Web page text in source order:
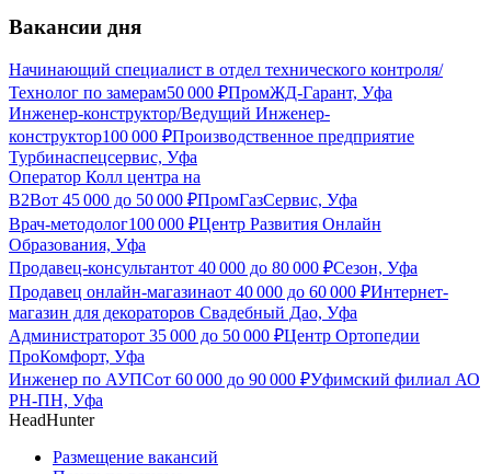
Вакансии дня
Начинающий специалист в отдел технического контроля/
Технолог по замерам50 000 ₽ПромЖД-Гарант, Уфа
Инженер-конструктор/Ведущий Инженер-
конструктор100 000 ₽Производственное предприятие
Турбинаспецсервис, Уфа
Оператор Колл центра на
B2Bот 45 000 до 50 000 ₽ПромГазСервис, Уфа
Врач-методолог100 000 ₽Центр Развития Онлайн
Образования, Уфа
Продавец-консультантот 40 000 до 80 000 ₽Сезон, Уфа
Продавец онлайн-магазинаот 40 000 до 60 000 ₽Интернет-
магазин для декораторов Свадебный Дао, Уфа
Администраторот 35 000 до 50 000 ₽Центр Ортопедии
ПроКомфорт, Уфа
Инженер по АУПСот 60 000 до 90 000 ₽Уфимский филиал АО
РН-ПН, Уфа
HeadHunter
Размещение вакансий